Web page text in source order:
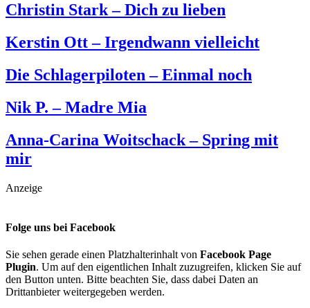
Christin Stark – Dich zu lieben
Kerstin Ott – Irgendwann vielleicht
Die Schlagerpiloten – Einmal noch
Nik P. – Madre Mia
Anna-Carina Woitschack – Spring mit
mir
Anzeige
Folge uns bei Facebook
Sie sehen gerade einen Platzhalterinhalt von Facebook Page
Plugin. Um auf den eigentlichen Inhalt zuzugreifen, klicken Sie auf
den Button unten. Bitte beachten Sie, dass dabei Daten an
Drittanbieter weitergegeben werden.